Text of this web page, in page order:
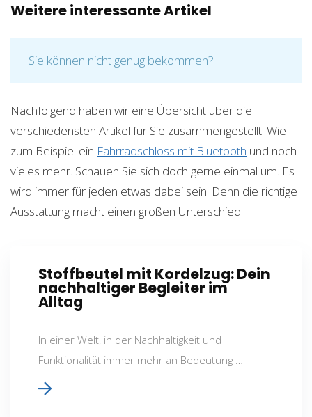
Weitere interessante Artikel
Sie können nicht genug bekommen?
Nachfolgend haben wir eine Übersicht über die
verschiedensten Artikel für Sie zusammengestellt. Wie
zum Beispiel ein Fahrradschloss mit Bluetooth und noch
vieles mehr. Schauen Sie sich doch gerne einmal um. Es
wird immer für jeden etwas dabei sein. Denn die richtige
Ausstattung macht einen großen Unterschied.
Stoffbeutel mit Kordelzug: Dein
nachhaltiger Begleiter im
Alltag
In einer Welt, in der Nachhaltigkeit und
Funktionalität immer mehr an Bedeutung …